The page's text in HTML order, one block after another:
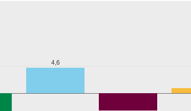
4,6